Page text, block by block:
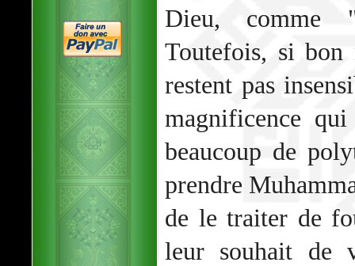
Dieu, comme
Toutefois, si bon
restent pas
magnificence
beaucoup de
prendre
de le traiter de
leur souhait de